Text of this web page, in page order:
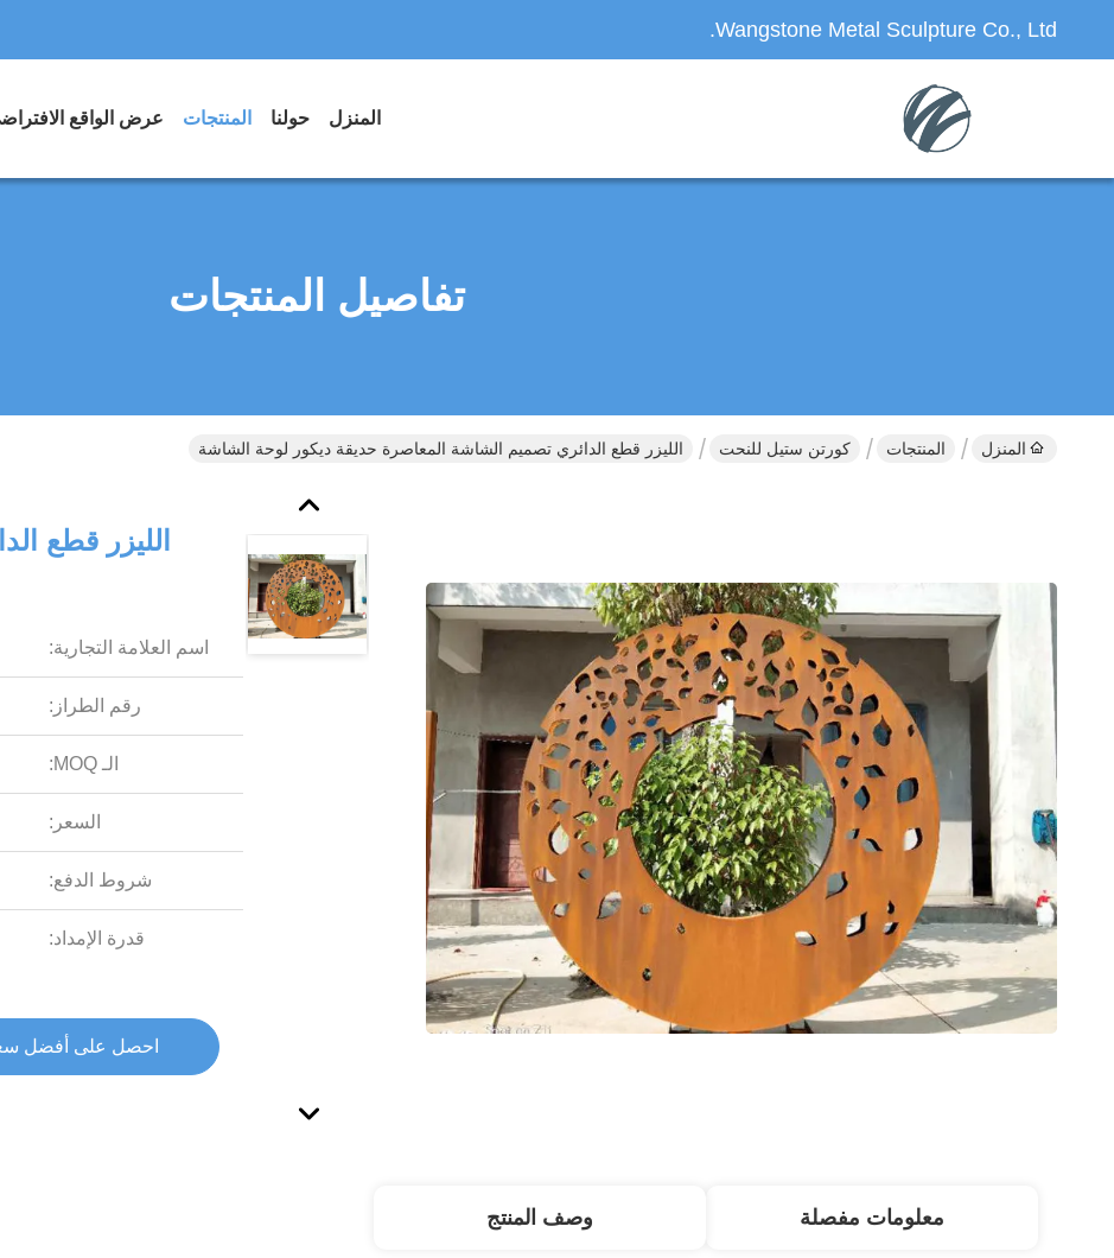
Wangstone Metal Sculpture Co., Ltd.
المنزل حولنا المنتجات عرض الواقع
تفاصيل المنتجات
المنزل المنتجات كورتن ستيل للنحت الليزر قطع الدائري تصميم الشاشة المعاصرة حديقة ديكور لوحة الشاشة
الليزر قطع
اسم العلامة التجارية:
رقم الطراز:
الـ MOQ:
السعر:
شروط الدفع:
قدرة الإمداد:
احصل على أفضل
معلومات مفصلة وصف المنتج